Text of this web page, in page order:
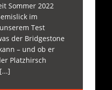
Sommer 2022
im
Test
der Bridgestone
– und ob er
Platzhirsch
[...]